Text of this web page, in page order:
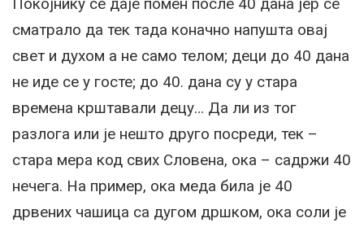
сматрало да тек тада коначно напушта овај
свет и духом а не само телом; деци до 40 дана
не иде се у госте; до 40. дана су у стара
времена крштавали децу… Да ли из тог
разлога или је нешто друго посреди, тек –
стара мера код свих Словена, ока – садржи 40
нечега. На пример, ока меда била је 40
дрвених чашица са дугом дршком, ока соли је